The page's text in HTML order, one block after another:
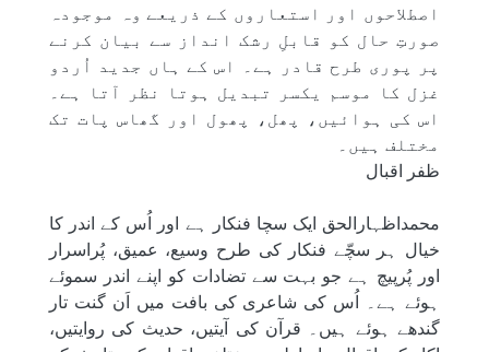
اصطلاحوں اور استعاروں کے ذریعے وہ موجودہ
صورتِ حال کو قابلِ رشک انداز سے بیان کرنے
پر پوری طرح قادر ہے۔ اس کے ہاں جدید اُردو
غزل کا موسم یکسر تبدیل ہوتا نظر آتا ہے۔
اس کی ہوائیں، پھل، پھول اور گھاس پات تک
مختلف ہیں۔
ظفر اقبال
محمداظہارالحق ایک سچا فنکار ہے اور اُس کے اندر کا
خیال ہر سچّے فنکار کی طرح وسیع، عمیق، پُراسرار
اور پُرپیچ ہے جو بہت سے تضادات کو اپنے اندر سموئے
ہوئے ہے۔ اُس کی شاعری کی بافت میں اَن گنت تار
گندھے ہوئے ہیں۔ قرآن کی آیتیں، حدیث کی روایتیں،